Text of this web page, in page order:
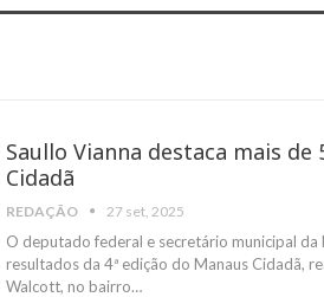
Saullo Vianna destaca mais
Cidadã
REDAÇÃO 27 set, 2025
O deputado federal e secretário municipal da
resultados da 4ª edição do Manaus Cidadã,
Walcott, no bairro…